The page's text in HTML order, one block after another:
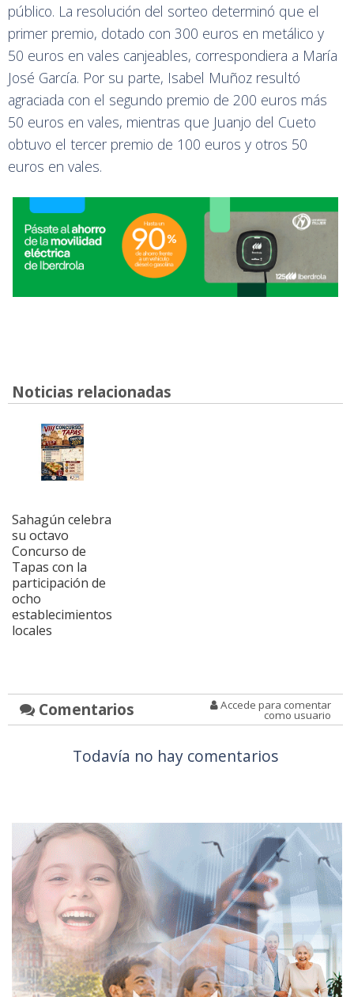
público. La resolución del sorteo determinó que el
primer premio, dotado con 300 euros en metálico y
50 euros en vales canjeables, correspondiera a María
José García. Por su parte, Isabel Muñoz resultó
agraciada con el segundo premio de 200 euros más
50 euros en vales, mientras que Juanjo del Cueto
obtuvo el tercer premio de 100 euros y otros 50
euros en vales.
Noticias relacionadas
Sahagún celebra
su octavo
Concurso de
Tapas con la
participación de
ocho
establecimientos
locales
Comentarios Accede para comentar
como usuario
Todavía no hay comentarios